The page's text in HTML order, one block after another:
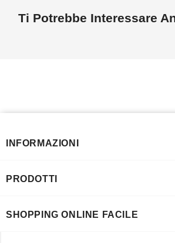
Ti Potrebbe Interessare
INFORMAZIONI
PRODOTTI
SHOPPING ONLINE FACILE